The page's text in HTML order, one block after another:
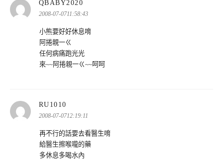
QBABY2020
示:
2008-07-0711:58:43
小熊要好好休息唷
阿捲親一ㄍ
任何病痛跑光光
來~~阿捲親一ㄍ~~呵呵
RU1010
示:
2008-07-0712:19:11
再不行的話要去看醫生唷
給醫生擦喉嚨的藥
多休息多喝水內